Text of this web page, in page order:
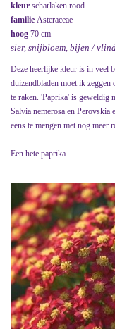
kleur scharlaken rood
familie Asteraceae
hoog 70 cm
sier, snijbloem, bijen /
Deze heerlijke kleur is in veel
duizendbladen moet ik
te raken. 'Paprika' is geweldig
Salvia nemerosa en Perovskia
eens te mengen met nog meer
Een hete paprika.